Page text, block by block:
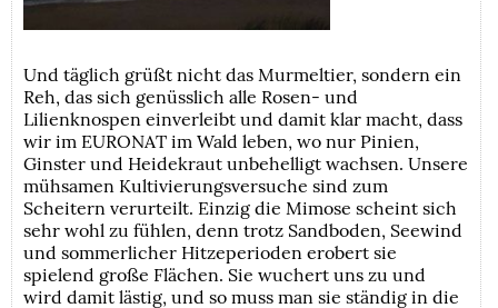
Und täglich grüßt nicht das Murmeltier, sondern ein
Reh, das sich genüsslich alle Rosen- und
Lilienknospen einverleibt und damit klar macht, dass
wir im EURONAT im Wald leben, wo nur Pinien,
Ginster und Heidekraut unbehelligt wachsen. Unsere
mühsamen Kultivierungsversuche sind zum
Scheitern verurteilt. Einzig die Mimose scheint sich
sehr wohl zu fühlen, denn trotz Sandboden, Seewind
und sommerlicher Hitzeperioden erobert sie
spielend große Flächen. Sie wuchert uns zu und
wird damit lästig, und so muss man sie ständig in die